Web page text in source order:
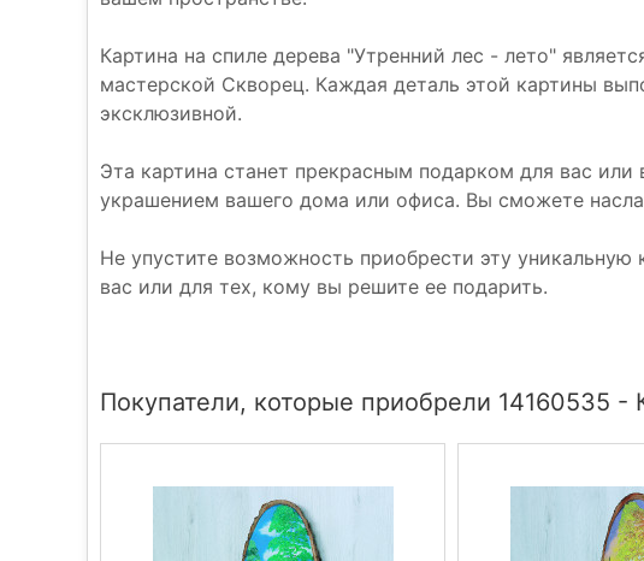
Картина на спиле дерева "Утренний лес - лето"
мастерской Скворец. Каждая деталь этой картины
эксклюзивной.
Эта картина станет прекрасным подарком для вас
украшением вашего дома или офиса. Вы сможете
Не упустите возможность приобрести эту
вас или для тех, кому вы решите ее подарить.
Покупатели, которые приобрели 14160535